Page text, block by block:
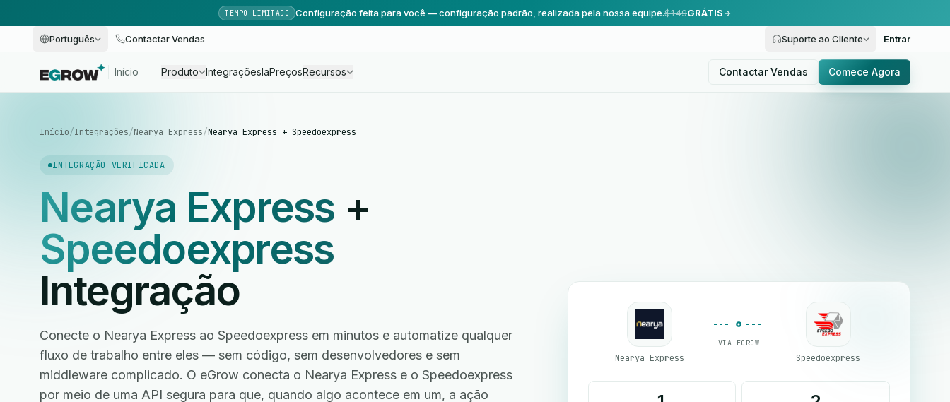
TEMPO LIMITADO Configuração feita para você — configuração padrão, realizada pela nossa equipe.$149GRÁTIS
Português Contactar Vendas Suporte ao Cliente Entrar
Início Produto IntegraçõesIaPreçosRecursos Contactar Vendas Comece Agora
Início/Integrações/Nearya Express/Nearya Express + Speedoexpress
INTEGRAÇÃO VERIFICADA
Nearya Express +
Speedoexpress
Integração
Conecte o Nearya Express ao Speedoexpress em minutos e automatize qualquer
fluxo de trabalho entre eles — sem código, sem desenvolvedores e sem
middleware complicado. O eGrow conecta o Nearya Express e o Speedoexpress
por meio de uma API segura para que, quando algo acontece em um, a ação
Nearya Express
VIA EGROW
Speedoexpress